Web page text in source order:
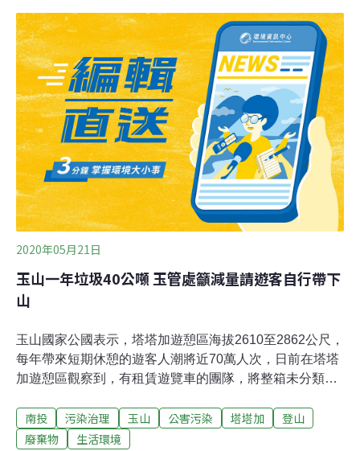
景影像」圖層，欣賞玉山登山口等園區16處景點，認識現
場實地影像。未來這套系統也會結合野生動物、森林保
育，以及國家公園經營管理，除讓山林資訊更容易取得，
也能提升管理效率。
2020年05月21日
玉山一年垃圾40公噸 玉管處籲減量請遊客自行帶下
山
玉山國家公國表示，塔塔加遊憩區海拔2610至2862公尺，
每年帶來短期休憩的遊客人潮將近70萬人次，日前在塔塔
加遊憩區觀察到，有租賃遊覽車的團隊，將整箱未分類的
髒亂外，遊憩活動產生的垃圾，已對生態環境造成危害，
塔塔加管理站員工曾多次觀察到黃喉貂、黃鼠狼、台灣獼
南投 污染治理 玉山 公害污染 塔塔加
登山
廢棄物
生活環境